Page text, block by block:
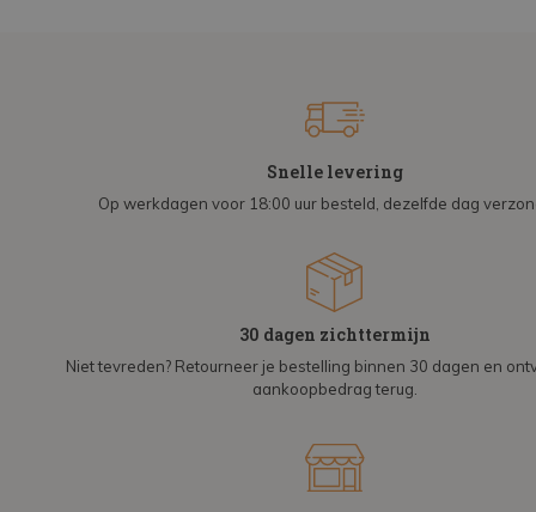
Snelle levering
Op werkdagen voor 18:00 uur besteld, dezelfde dag
30 dagen zichttermijn
Niet tevreden? Retourneer je bestelling binnen 30 dagen en
aankoopbedrag terug.